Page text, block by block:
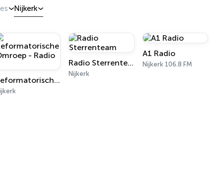
Nijkerk
Reformatorische Omroep - Radio 1
Radio Sterrenteam
Nijkerk
A1 Radio
Nijkerk 106.8 FM